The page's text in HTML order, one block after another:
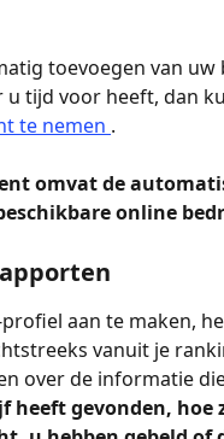
toevoegen van
tijd voor heeft, dan
te nemen .
omvat de
online
aan te maken,
vanuit je
over de informatie
gevonden, hoe